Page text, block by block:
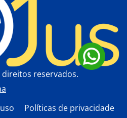
direitos reservados.
Políticas de privacidade